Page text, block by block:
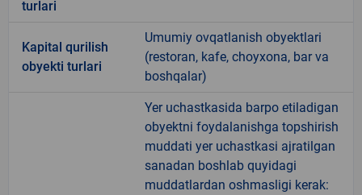
turlari
Kapital qurilish
obyekti turlari
Umumiy ovqatlanish obyektlari
(restoran, kafe, choyxona, bar va
boshqalar)
Yer uchastkasida barpo etiladigan
obyektni foydalanishga topshirish
muddati yer uchastkasi ajratilgan
sanadan boshlab quyidagi
muddatlardan oshmasligi kerak: